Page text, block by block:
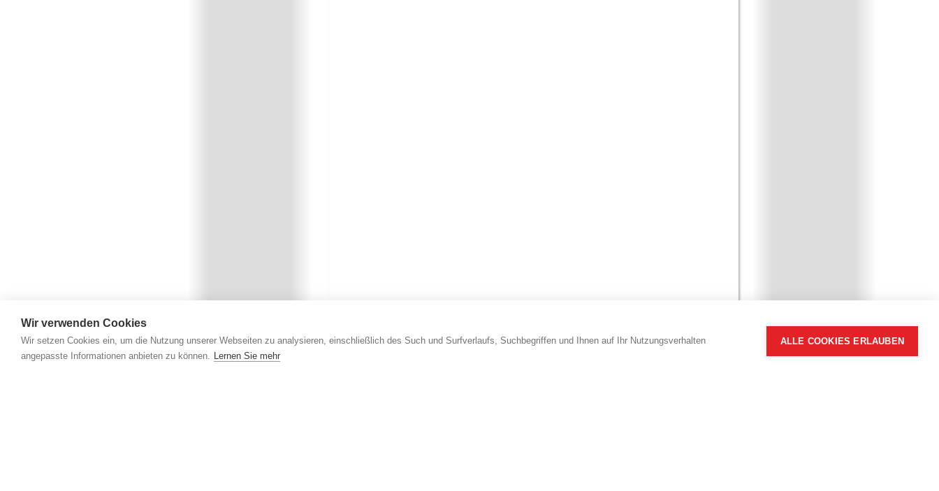
Wir verwenden Cookies
Wir setzen Cookies ein, um die Nutzung unserer Webseiten zu analysieren, einschließlich des Such und Surfverlaufs, Suchbegriffen und Ihnen auf Ihr Nutzungsverhalten
angepasste Informationen anbieten zu können. Lernen Sie mehr
ALLE COOKIES ERLAUBEN